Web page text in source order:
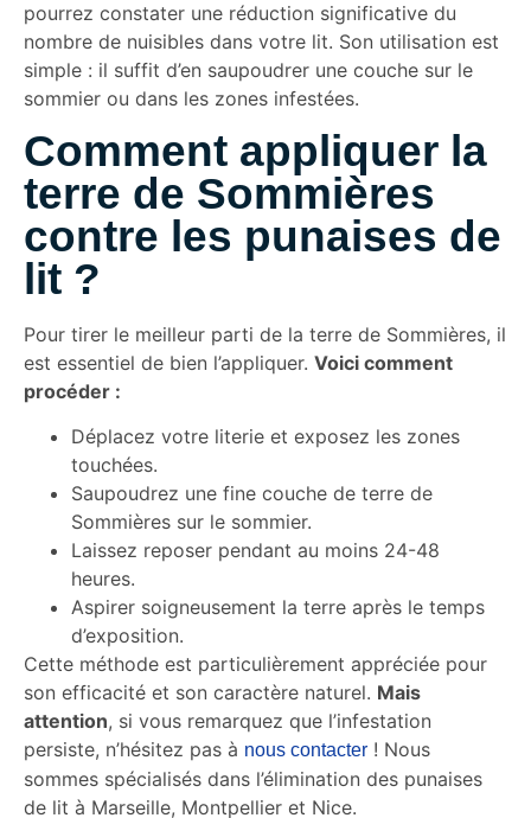
pourrez constater une réduction significative du
nombre de nuisibles dans votre lit. Son utilisation est
simple : il suffit d’en saupoudrer une couche sur le
sommier ou dans les zones infestées.
Comment appliquer la
terre de Sommières
contre les punaises de
lit ?
Pour tirer le meilleur parti de la terre de Sommières, il
est essentiel de bien l’appliquer. Voici comment
procéder :
Déplacez votre literie et exposez les zones
touchées.
Saupoudrez une fine couche de terre de
Sommières sur le sommier.
Laissez reposer pendant au moins 24-48
heures.
Aspirer soigneusement la terre après le temps
d’exposition.
Cette méthode est particulièrement appréciée pour
son efficacité et son caractère naturel. Mais
attention, si vous remarquez que l’infestation
persiste, n’hésitez pas à nous contacter ! Nous
sommes spécialisés dans l’élimination des punaises
de lit à Marseille, Montpellier et Nice.